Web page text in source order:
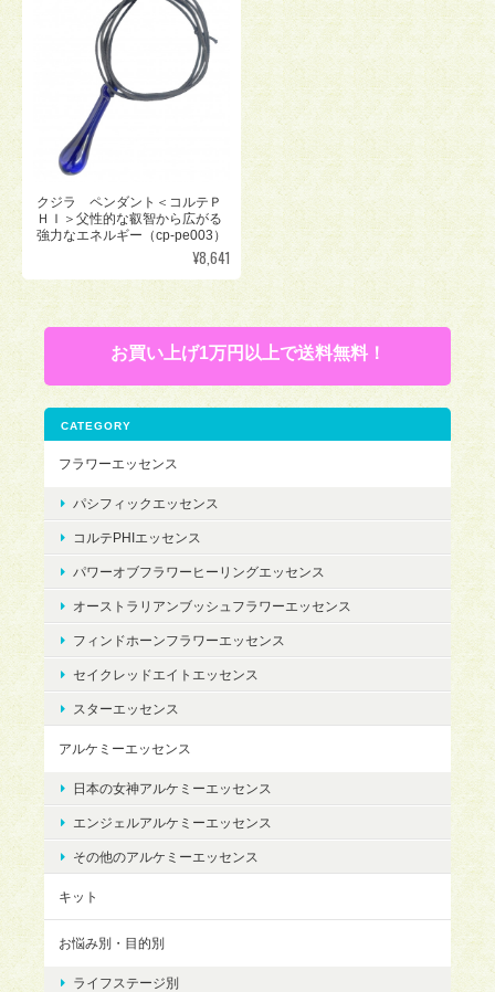
クジラ ペンダント＜コルテＰ
ＨＩ＞父性的な叡智から広がる
強力なエネルギー（cp-pe003）
¥8,641
お買い上げ1万円以上で送料無料！
CATEGORY
フラワーエッセンス
パシフィックエッセンス
コルテPHIエッセンス
パワーオブフラワーヒーリングエッセンス
オーストラリアンブッシュフラワーエッセンス
フィンドホーンフラワーエッセンス
セイクレッドエイトエッセンス
スターエッセンス
アルケミーエッセンス
日本の女神アルケミーエッセンス
エンジェルアルケミーエッセンス
その他のアルケミーエッセンス
キット
お悩み別・目的別
ライフステージ別